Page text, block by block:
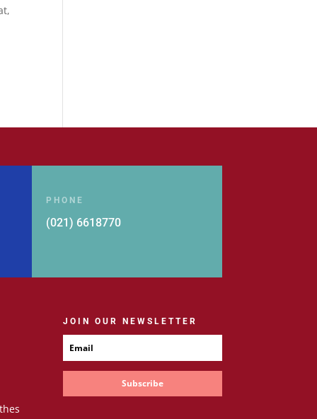
PHONE
(021) 6618770
JOIN OUR NEWSLETTER
Subscribe